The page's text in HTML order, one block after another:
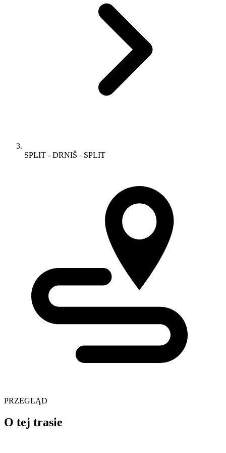
SPLIT - DRNIŠ - SPLIT
PRZEGLĄD
O tej trasie